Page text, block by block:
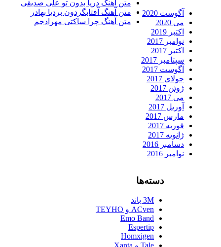
متن آهنگ دریا بدون تو علی صدیقی
متن آهنگ آفتابگردون بردیا بهادر
متن آهنگ چرا ساکتی مهرادجم
آگوست 2020
سپتامبر 2017
آگوست 2017
مارس 2017
دسامبر 2016
ACven و TEYHO
Emo Band
Espertip
Homxigen